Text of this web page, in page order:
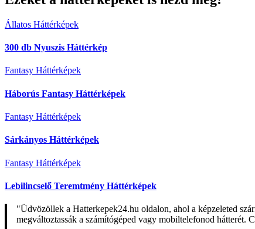
Állatos Háttérképek
300 db Nyuszis Háttérkép
Fantasy Háttérképek
Háborús Fantasy Háttérképek
Fantasy Háttérképek
Sárkányos Háttérképek
Fantasy Háttérképek
Lebilincselő Teremtmény Háttérképek
"Üdvözöllek a Hatterkepek24.hu oldalon, ahol a képzeleted
megváltoztassák a számítógéped vagy mobiltelefonod hátterét.